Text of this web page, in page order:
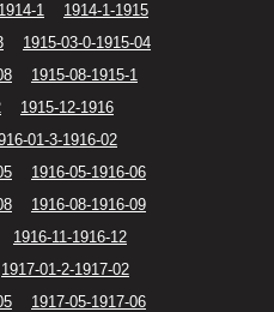
1
1914-1-1915
1915-03-0-1915-04
1915-08-1915-1
1915-12-1916
01-3-1916-02
1916-05-1916-06
1916-08-1916-09
1916-11-1916-12
1917-01-2-1917-02
1917-05-1917-06